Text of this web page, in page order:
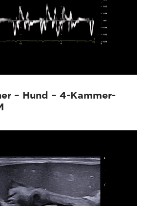
– Hund – 4-Kammer-